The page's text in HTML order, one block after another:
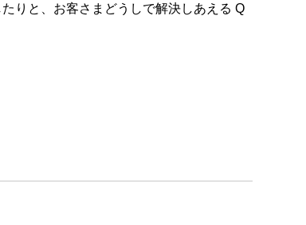
りと、お客さまどうしで解決しあえる Q